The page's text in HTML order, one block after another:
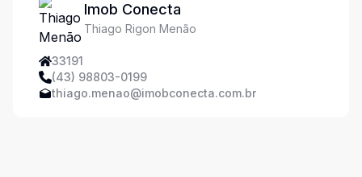
Imob Conecta
Thiago Rigon Menão
33191
(43) 98803-0199
thiago.menao@imobconecta.com.br